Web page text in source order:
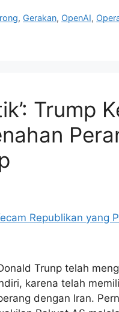
, Gerakan, OpenAI,
Trump
Trunp telah
karena telah
dengan Iran.